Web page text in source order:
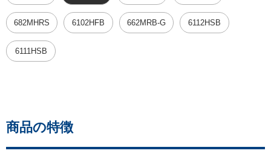
682MHRS 6102HFB 662MRB-G 6112HSB
6111HSB
商品の特徴